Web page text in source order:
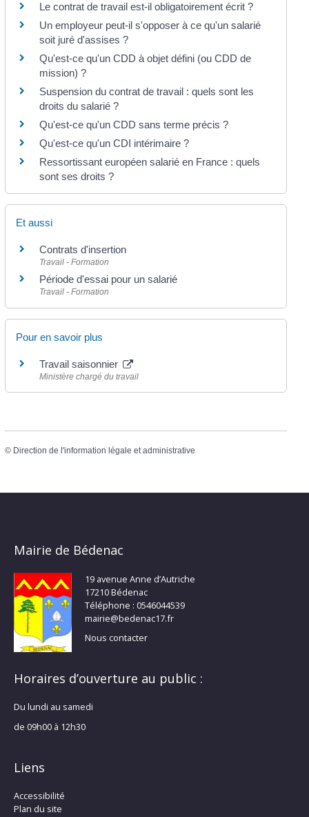
Le contrat de travail est-il obligatoirement écrit ?
Un employeur peut-il s'opposer à ce qu'un salarié
soit juré d'assises ?
Qu'est-ce qu'un CDD à objet défini (ou CDD de
mission) ?
Suspension du contrat de travail : quels sont les
droits du salarié ?
Qu'est-ce qu'un CDD sans terme précis ?
Qu'est-ce qu'un CDI intérimaire ?
Ressortissant européen salarié en France : quels
sont ses droits ?
Et aussi
Contrats d'insertion
Travail - Formation
Période d'essai pour un salarié
Travail - Formation
Pour en savoir plus
Travail saisonnier
Ministère chargé du travail
© Direction de l'information légale et administrative
Mairie de Bédenac
19 avenue Anne d’Autriche
17210 Bédenac
Téléphone : 0546044539
mairie@bedenac17.fr
Nous contacter
Horaires d’ouverture au public :
Du lundi au samedi
de 09h00 à 12h30
Liens
Accessibilité
Plan du site